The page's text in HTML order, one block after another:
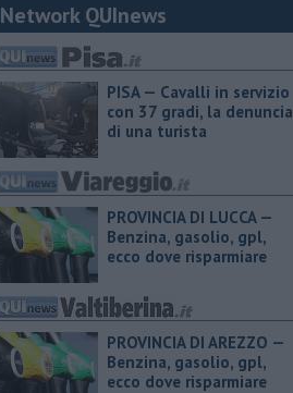
Network QUInews
PISA — Cavalli in servizio
con 37 gradi, la denuncia
di una turista
PROVINCIA DI LUCCA — ​
Benzina, gasolio, gpl,
ecco dove risparmiare
PROVINCIA DI AREZZO — ​
Benzina, gasolio, gpl,
ecco dove risparmiare